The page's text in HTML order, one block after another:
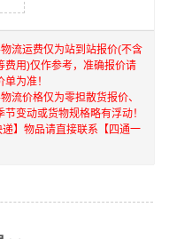
物流运费仅为站到站报价(不含
费用)仅作参考，准确报价请
为准！
物流价格仅为零担散货报价、
变动或货物规格略有浮动！
】物品请直接联系【四通一